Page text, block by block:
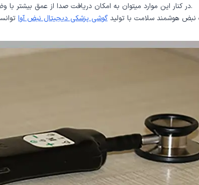
در كنار اين موارد ميتوان به امكان دريافت صدا از عمق بيشتر با وضوح بالاتر نيز اشاره كرد كه اين مورد نيز بر ميزان كارايی اين استتوسکوپ ها می افزايد.
هوشمند سلامت با تولید گوشی پزشکی دیجیتال نبض آوا